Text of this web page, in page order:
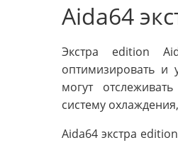
Aida64
Экстра edition
оптимизировать и
могут
систему
Аida64 экстра